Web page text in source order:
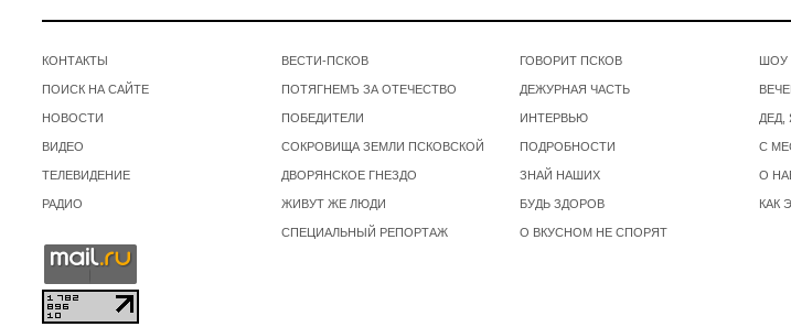
КОНТАКТЫ
ПОИСК НА САЙТЕ
НОВОСТИ
ВИДЕО
ТЕЛЕВИДЕНИЕ
РАДИО
ВЕСТИ-ПСКОВ
ПОТЯГНЕМЪ ЗА ОТЕЧЕСТВО
ПОБЕДИТЕЛИ
СОКРОВИЩА ЗЕМЛИ ПСКОВСКОЙ
ДВОРЯНСКОЕ ГНЕЗДО
ЖИВУТ ЖЕ ЛЮДИ
СПЕЦИАЛЬНЫЙ РЕПОРТАЖ
ГОВОРИТ ПСКОВ
ДЕЖУРНАЯ ЧАСТЬ
ИНТЕРВЬЮ
ПОДРОБНОСТИ
ЗНАЙ НАШИХ
БУДЬ ЗДОРОВ
О ВКУСНОМ НЕ СПОРЯТ
ШОУ
С
О
КАК